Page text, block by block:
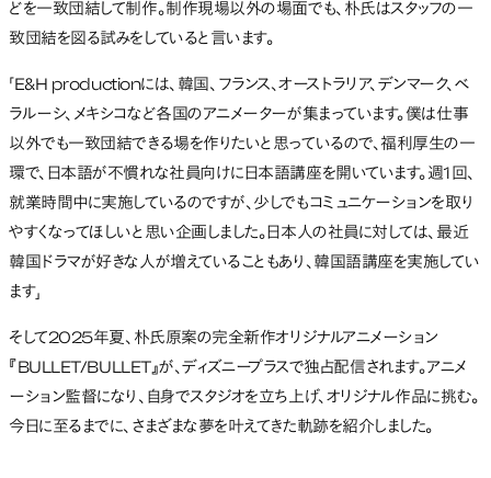
どを一致団結して制作。制作現場以外の場面でも、朴氏はスタッフの一
致団結を図る試みをしていると言います。
「E&H productionには、韓国、フランス、オーストラリア、デンマーク、ベ
ラルーシ、メキシコなど各国のアニメーターが集まっています。僕は仕事
以外でも一致団結できる場を作りたいと思っているので、福利厚生の一
環で、日本語が不慣れな社員向けに日本語講座を開いています。週1回、
就業時間中に実施しているのですが、少しでもコミュニケーションを取り
やすくなってほしいと思い企画しました。日本人の社員に対しては、最近
韓国ドラマが好きな人が増えていることもあり、韓国語講座を実施してい
ます」
そして2025年夏、朴氏原案の完全新作オリジナルアニメーション
『BULLET/BULLET』が、ディズニープラスで独占配信されます。アニメ
ーション監督になり、自身でスタジオを立ち上げ、オリジナル作品に挑む。
今日に至るまでに、さまざまな夢を叶えてきた軌跡を紹介しました。